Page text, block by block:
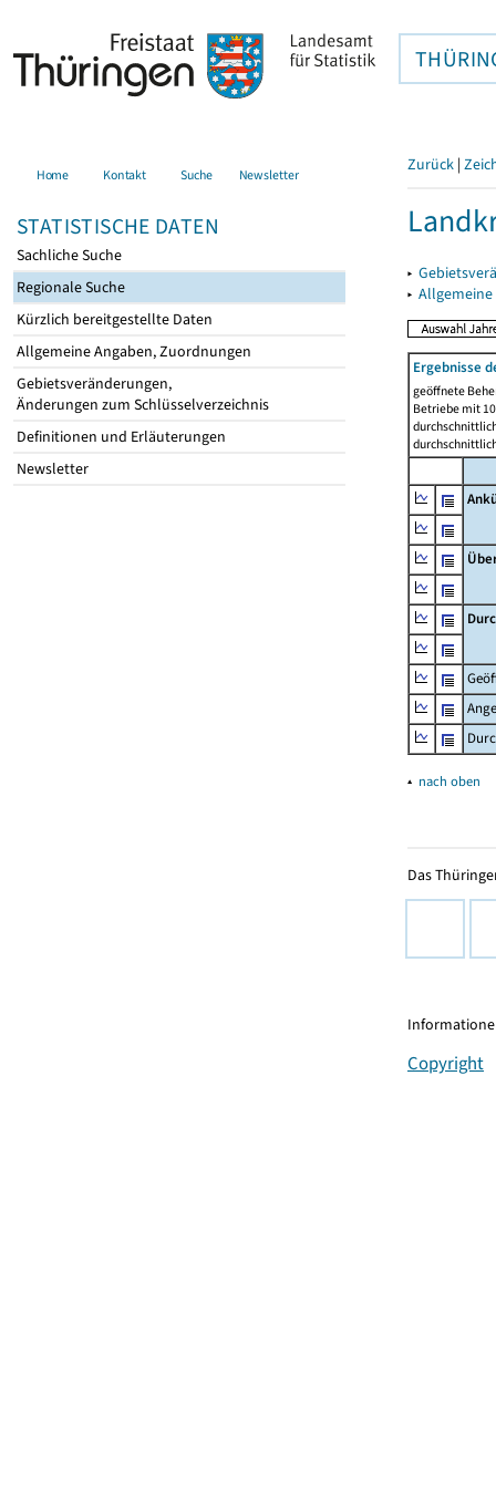
Home Kontakt Suche Newsletter
STATISTISCHE DATEN
Sachliche Suche
Regionale Suche
Kürzlich bereitgestellte Daten
Allgemeine Angaben, Zuordnungen
Gebietsveränderungen,
Änderungen zum Schlüsselverzeichnis
Definitionen und Erläuterungen
Newsletter
Zurück |
▸
▸
Ergebnisse
geöffnete
Betriebe mit
▴ nach oben
Das
Copyright